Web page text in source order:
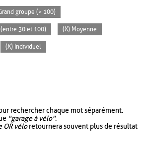
groupe (> 100)
30 et 100) (X) Moyenne
(X) Individuel
rechercher chaque mot séparément.
"garage à vélo".
OR véloretournera souvent plus de résultat